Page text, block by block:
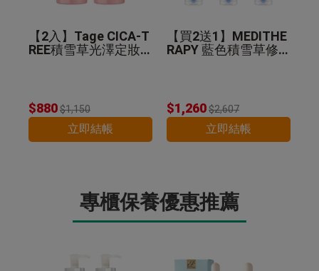
【2入】Tage CICA-T
REE積雪草光澤定妝
$880$1,150
立即結帳
【買2送1】MEDITHE
RAPY 藍色積雪草修
$1,260$2,607
立即結帳
專櫃保養優惠推薦